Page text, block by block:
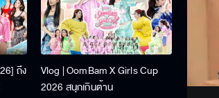
ถึง
Vlog | OomBam X Girls Cup
2026 สนุกเกินต้าน